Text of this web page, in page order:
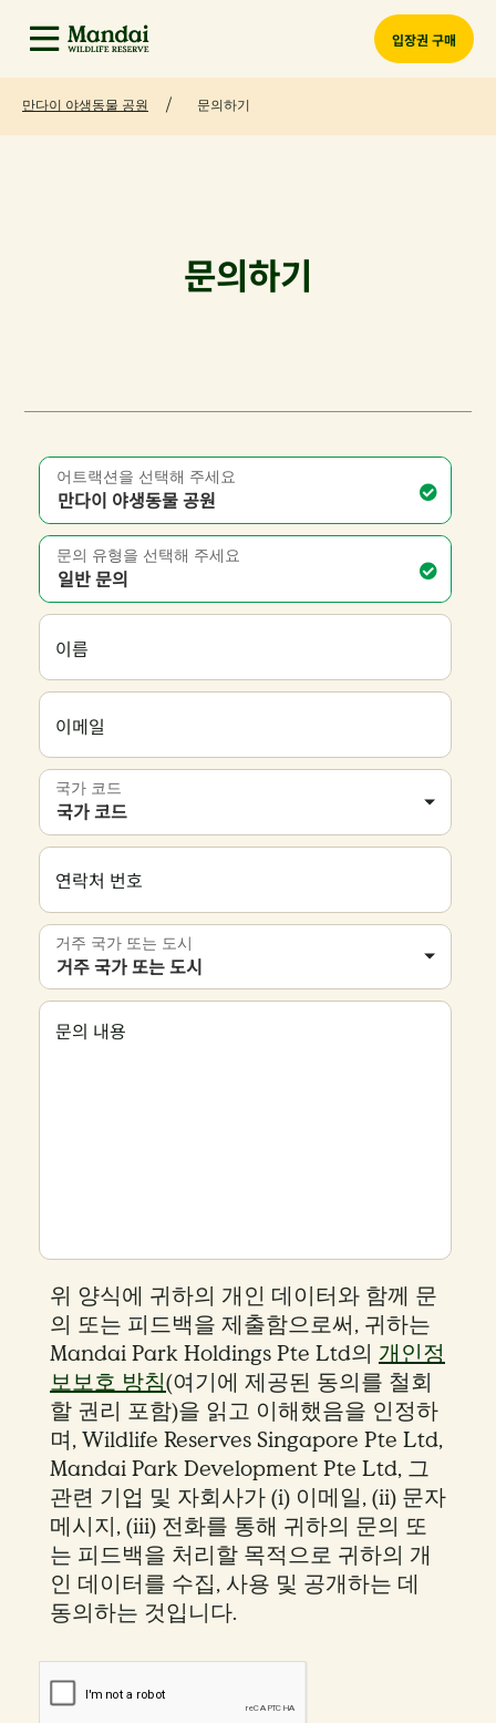
입장권 구매
만다이 야생동물 공원 문의하기
문의하기
만다이 야생동물 공원
어트랙션을 선택해 주세요
일반 문의
문의 유형을 선택해 주세요
이름
이메일
국가 코드
국가 코드
연락처 번호
거주 국가 또는 도시
거주 국가 또는 도시
문의 내용
위 양식에 귀하의 개인 데이터와 함께 문
의 또는 피드백을 제출함으로써, 귀하는
Mandai Park Holdings Pte Ltd의 개인정
보보호 방침(여기에 제공된 동의를 철회
할 권리 포함)을 읽고 이해했음을 인정하
며, Wildlife Reserves Singapore Pte Ltd,
Mandai Park Development Pte Ltd, 그
관련 기업 및 자회사가 (i) 이메일, (ii) 문자
메시지, (iii) 전화를 통해 귀하의 문의 또
는 피드백을 처리할 목적으로 귀하의 개
인 데이터를 수집, 사용 및 공개하는 데
동의하는 것입니다.